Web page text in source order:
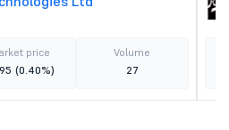
price
(0.40%)
Volume
27